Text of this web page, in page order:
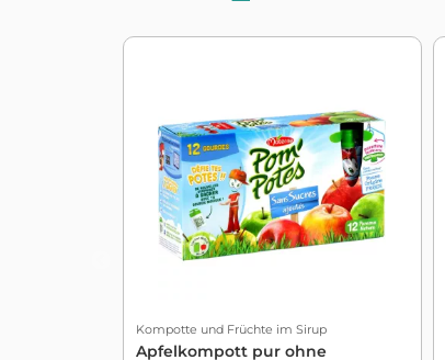
Kompotte und Früchte im Sirup
Apfelkompott pur ohne